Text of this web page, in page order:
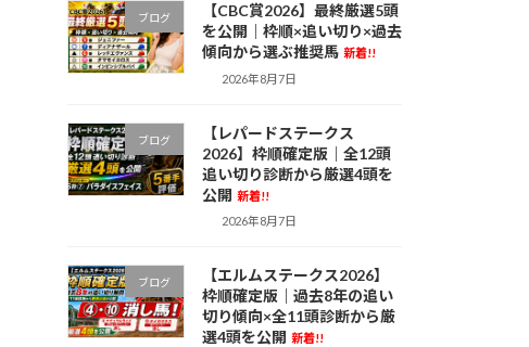
ブログ
【CBC賞2026】最終厳選5頭
を公開｜枠順×追い切り×過去
傾向から選ぶ推奨馬 新着!!
2026年8月7日
ブログ
【レパードステークス
2026】枠順確定版｜全12頭
追い切り診断から厳選4頭を
公開 新着!!
2026年8月7日
ブログ
【エルムステークス2026】
枠順確定版｜過去8年の追い
切り傾向×全11頭診断から厳
選4頭を公開 新着!!